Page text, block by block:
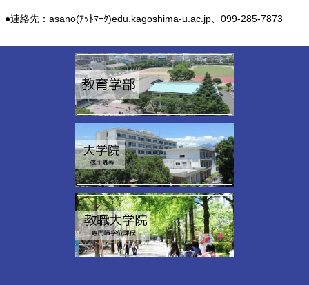
●連絡先：asano(ｱｯﾄﾏｰｸ)edu.kagoshima-u.ac.jp、099-285-7873